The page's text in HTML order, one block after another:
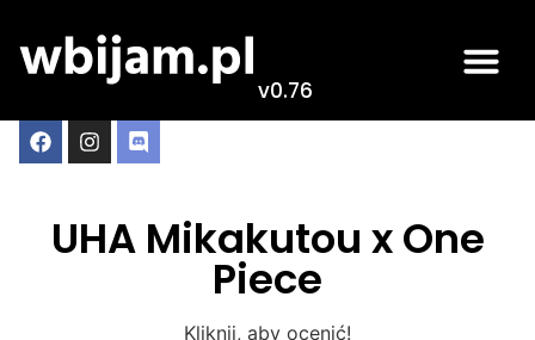
v0.76
UHA Mikakutou x One
Piece
Kliknij, aby ocenić!